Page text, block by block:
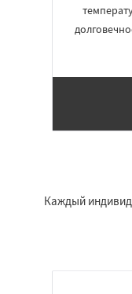
Каждый